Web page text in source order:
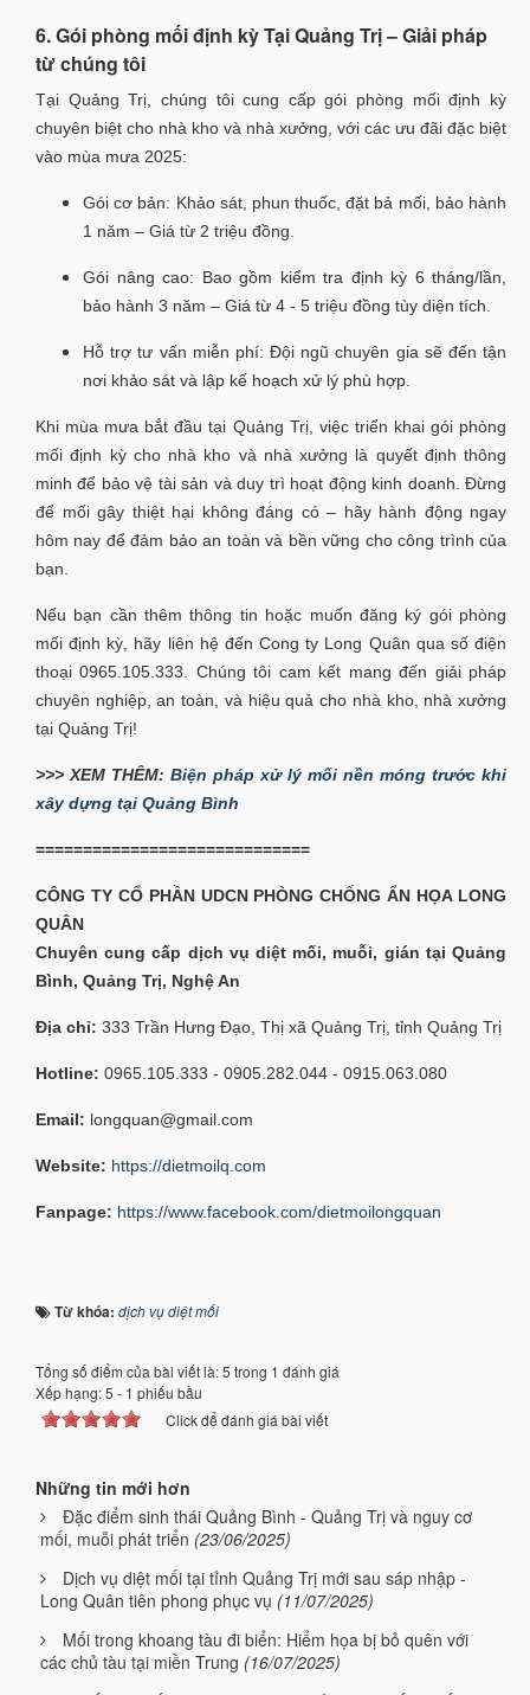
6. Gói phòng mối định kỳ Tại Quảng Trị – Giải pháp
từ chúng tôi
Tại Quảng Trị, chúng tôi cung cấp gói phòng mối định kỳ
chuyên biệt cho nhà kho và nhà xưởng, với các ưu đãi đặc biệt
vào mùa mưa 2025:
Gói cơ bản: Khảo sát, phun thuốc, đặt bả mối, bảo hành
1 năm – Giá từ 2 triệu đồng.
Gói nâng cao: Bao gồm kiểm tra định kỳ 6 tháng/lần,
bảo hành 3 năm – Giá từ 4 - 5 triệu đồng tùy diện tích.
Hỗ trợ tư vấn miễn phí: Đội ngũ chuyên gia sẽ đến tận
nơi khảo sát và lập kế hoạch xử lý phù hợp.
Khi mùa mưa bắt đầu tại Quảng Trị, việc triển khai gói phòng
mối định kỳ cho nhà kho và nhà xưởng là quyết định thông
minh để bảo vệ tài sản và duy trì hoạt động kinh doanh. Đừng
để mối gây thiệt hại không đáng có – hãy hành động ngay
hôm nay để đảm bảo an toàn và bền vững cho công trình của
bạn.
Nếu bạn cần thêm thông tin hoặc muốn đăng ký gói phòng
mối định kỳ, hãy liên hệ đến Cong ty Long Quân qua số điện
thoại 0965.105.333. Chúng tôi cam kết mang đến giải pháp
chuyên nghiệp, an toàn, và hiệu quả cho nhà kho, nhà xưởng
tại Quảng Trị!
>>> XEM THÊM: Biện pháp xử lý mối nền móng trước khi
xây dựng tại Quảng Bình
=============================
CÔNG TY CỔ PHẦN UDCN PHÒNG CHỐNG ẨN HỌA LONG
QUÂN
Chuyên cung cấp dịch vụ diệt mối, muỗi, gián tại Quảng
Bình, Quảng Trị, Nghệ An
Địa chỉ: 333 Trần Hưng Đạo, Thị xã Quảng Trị, tỉnh Quảng Trị
Hotline: 0965.105.333 - 0905.282.044 - 0915.063.080
Email: longquan@gmail.com
Website: https://dietmoilq.com
Fanpage: https://www.facebook.com/dietmoilongquan
Từ khóa: dịch vụ diệt mối
Tổng số điểm của bài viết là: 5 trong 1 đánh giá
Xếp hạng:5 - 1 phiếu bầu
Click để đánh giá bài viết
Những tin mới hơn
Đặc điểm sinh thái Quảng Bình - Quảng Trị và nguy cơ
mối, muỗi phát triển (23/06/2025)
Dịch vụ diệt mối tại tỉnh Quảng Trị mới sau sáp nhập -
Long Quân tiên phong phục vụ (11/07/2025)
Mối trong khoang tàu đi biển: Hiểm họa bị bỏ quên với
các chủ tàu tại miền Trung (16/07/2025)